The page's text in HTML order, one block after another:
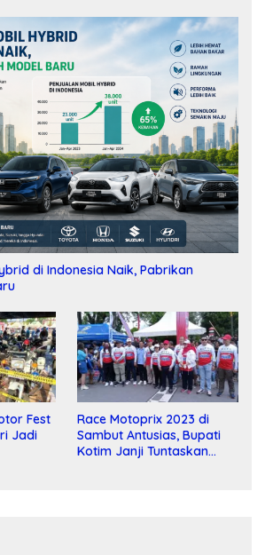
di Indonesia Naik, Pabrikan
Fest
Jadi
Race Motoprix 2023 di
Sambut Antusias, Bupati
Kotim Janji Tuntaskan